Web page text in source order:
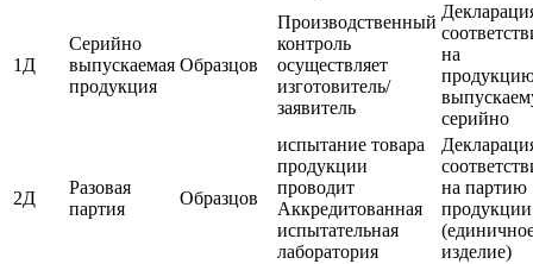
1Д
Серийно
выпускаемая
продукция
Образцов
Производственный
контроль
осуществляет
изготовитель/
заявитель
на
серийно
2Д
Разовая
партия
Образцов
испытание товара
продукции
проводит
Аккредитованная
испытательная
лаборатория
на партию
продукции
изделие)